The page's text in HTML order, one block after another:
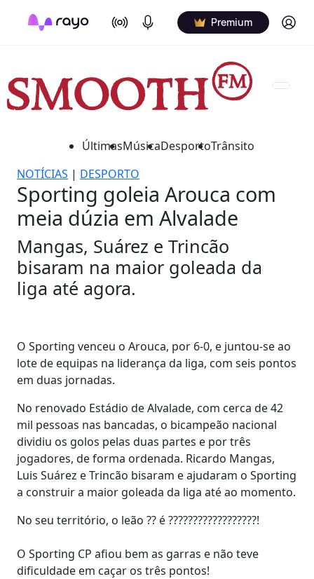
On Air Podcasts Premium Log in
ÚltimasMúsicaDesportoTrânsito
NOTÍCIAS | DESPORTO
Sporting goleia Arouca com
meia dúzia em Alvalade
Mangas, Suárez e Trincão
bisaram na maior goleada da
liga até agora.
O Sporting venceu o Arouca, por 6-0, e juntou-se ao
lote de equipas na liderança da liga, com seis pontos
em duas jornadas.
No renovado Estádio de Alvalade, com cerca de 42
mil pessoas nas bancadas, o bicampeão nacional
dividiu os golos pelas duas partes e por três
jogadores, de forma ordenada. Ricardo Mangas,
Luis Suárez e Trincão bisaram e ajudaram o Sporting
a construir a maior goleada da liga até ao momento.
No seu território, o leão ?? é ??????????????????!
O Sporting CP afiou bem as garras e não teve
dificuldade em caçar os três pontos!